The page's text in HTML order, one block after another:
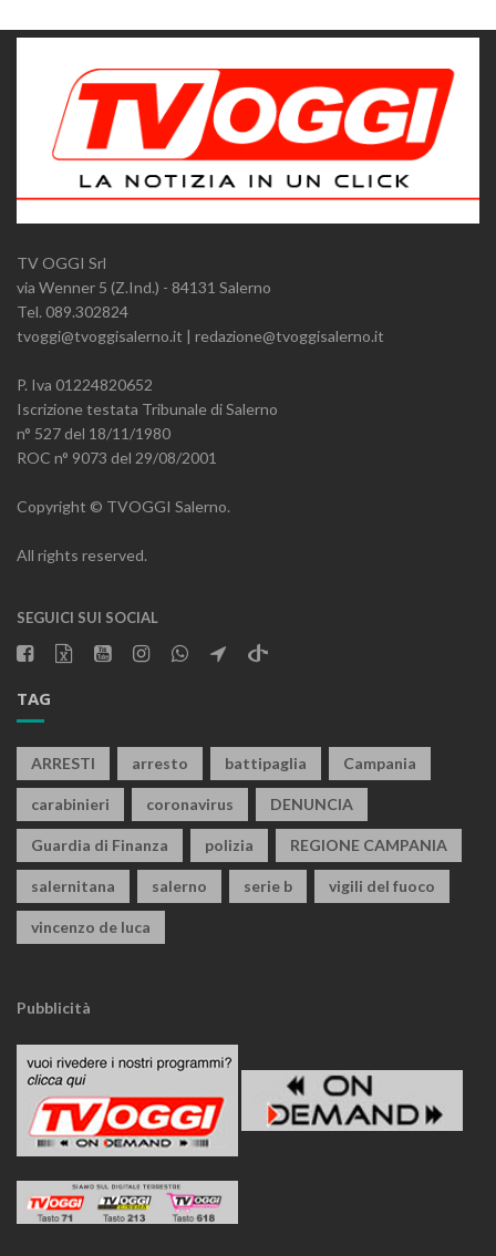
TV OGGI Srl
via Wenner 5 (Z.Ind.) - 84131 Salerno
Tel. 089.302824
tvoggi@tvoggisalerno.it | redazione@tvoggisalerno.it
P. Iva 01224820652
Iscrizione testata Tribunale di Salerno
n° 527 del 18/11/1980
ROC n° 9073 del 29/08/2001
Copyright © TVOGGI Salerno.
All rights reserved.
SEGUICI SUI SOCIAL
TAG
ARRESTI arresto battipaglia Campania
carabinieri coronavirus DENUNCIA
Guardia di Finanza polizia REGIONE CAMPANIA
salernitana salerno serie b vigili del fuoco
vincenzo de luca
Pubblicità